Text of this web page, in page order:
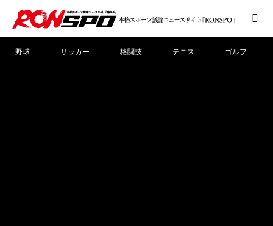
野球 サッカー 格闘技 テニス ゴルフ